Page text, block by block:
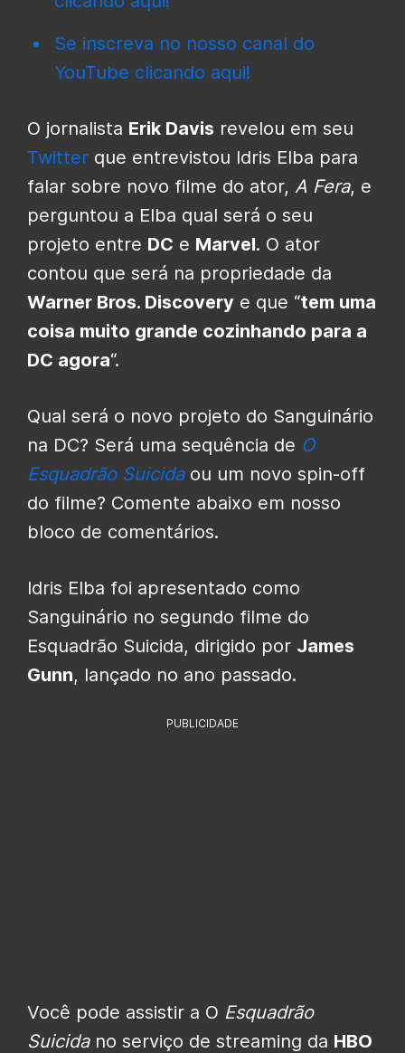
Se inscreva no nosso canal do
YouTube clicando aqui!
O jornalista Erik Davis revelou em seu
Twitter que entrevistou Idris Elba para
falar sobre novo filme do ator, A Fera, e
perguntou a Elba qual será o seu
projeto entre DC e Marvel. O ator
contou que será na propriedade da
Warner Bros. Discovery e que “tem uma
coisa muito grande cozinhando para a
DC agora“.
Qual será o novo projeto do Sanguinário
na DC? Será uma sequência de O
Esquadrão Suicidaou um novo spin-off
do filme? Comente abaixo em nosso
bloco de comentários.
Idris Elba foi apresentado como
Sanguinário no segundo filme do
Esquadrão Suicida, dirigido por James
Gunn, lançado no ano passado.
PUBLICIDADE
Você pode assistir a O Esquadrão
Suicidano serviço de streaming da HBO